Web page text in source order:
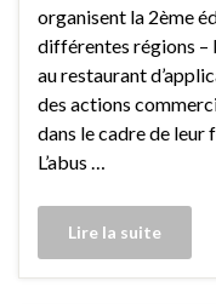
organisent la 2ème
différentes régions –
au restaurant
des actions
dans le cadre de
L’abus …
Lire la suite